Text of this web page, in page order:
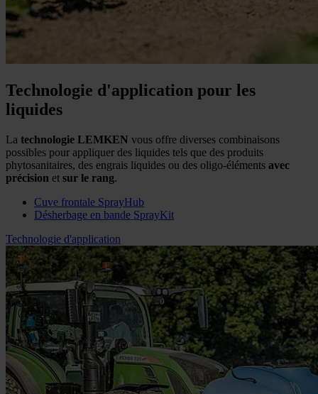
Technologie d'application pour les
liquides
La technologie LEMKEN vous offre diverses combinaisons
possibles pour appliquer des liquides tels que des produits
phytosanitaires, des engrais liquides ou des oligo-éléments avec
précision et sur le rang.
Cuve frontale SprayHub
Désherbage en bande SprayKit
Technologie d'application